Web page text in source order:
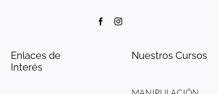
Enlaces de
Interés
Nuestros Cursos